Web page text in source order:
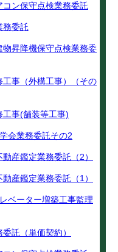
ン保守点検業務委託
務委託
昇降機保守点検業務委
事（外構工事）（その
事(舗装等工事)
会業務委託その2
産鑑定業務委託（2）
産鑑定業務委託（1）
ベーター増築工事監理
託（単価契約）